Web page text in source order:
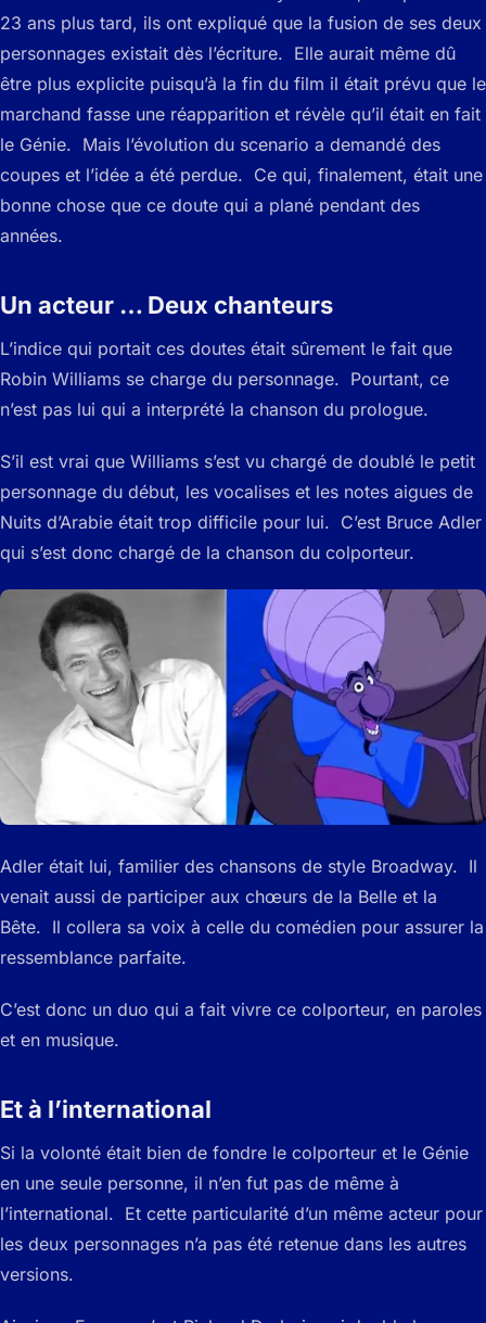
23 ans plus tard, ils ont expliqué que la fusion de ses deux
personnages existait dès l’écriture. Elle aurait même dû
être plus explicite puisqu’à la fin du film il était prévu que le
marchand fasse une réapparition et révèle qu’il était en fait
le Génie. Mais l’évolution du scenario a demandé des
coupes et l’idée a été perdue. Ce qui, finalement, était une
bonne chose que ce doute qui a plané pendant des
années.
Un acteur … Deux chanteurs
L’indice qui portait ces doutes était sûrement le fait que
Robin Williams se charge du personnage. Pourtant, ce
n’est pas lui qui a interprété la chanson du prologue.
S’il est vrai que Williams s’est vu chargé de doublé le petit
personnage du début, les vocalises et les notes aigues de
Nuits d’Arabie était trop difficile pour lui. C’est Bruce Adler
qui s’est donc chargé de la chanson du colporteur.
Adler était lui, familier des chansons de style Broadway. Il
venait aussi de participer aux chœurs de la Belle et la
Bête. Il collera sa voix à celle du comédien pour assurer la
ressemblance parfaite.
C’est donc un duo qui a fait vivre ce colporteur, en paroles
et en musique.
Et à l’international
Si la volonté était bien de fondre le colporteur et le Génie
en une seule personne, il n’en fut pas de même à
l’international. Et cette particularité d’un même acteur pour
les deux personnages n’a pas été retenue dans les autres
versions.